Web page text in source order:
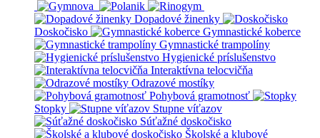
Dopadové žinenky
Doskočisko
Gymnastické koberce
Gymnastické trampolíny
Hygienické príslušenstvo
Interaktívna telocvičňa
Odrazové mostíky
Pohybová gramotnosť
Stopky
Stupne víťazov
Súťažné doskočisko
Školské a klubové